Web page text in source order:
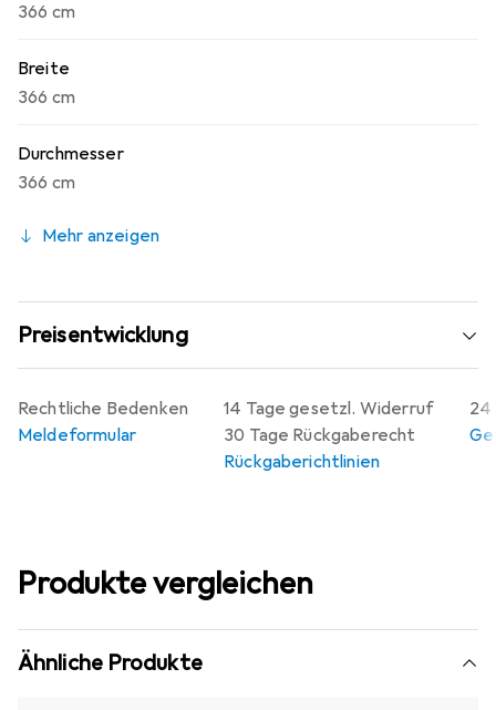
366 cm
Breite
366 cm
Durchmesser
366 cm
Mehr anzeigen
Preisentwicklung
14 Tage gesetzl. Widerruf
30 Tage Rückgaberecht
Rückgaberichtlinien
24
Rechtliche Bedenken
Meldeformular
Produkte vergleichen
Ähnliche Produkte